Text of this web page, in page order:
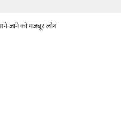
जाने को मजबूर लोग